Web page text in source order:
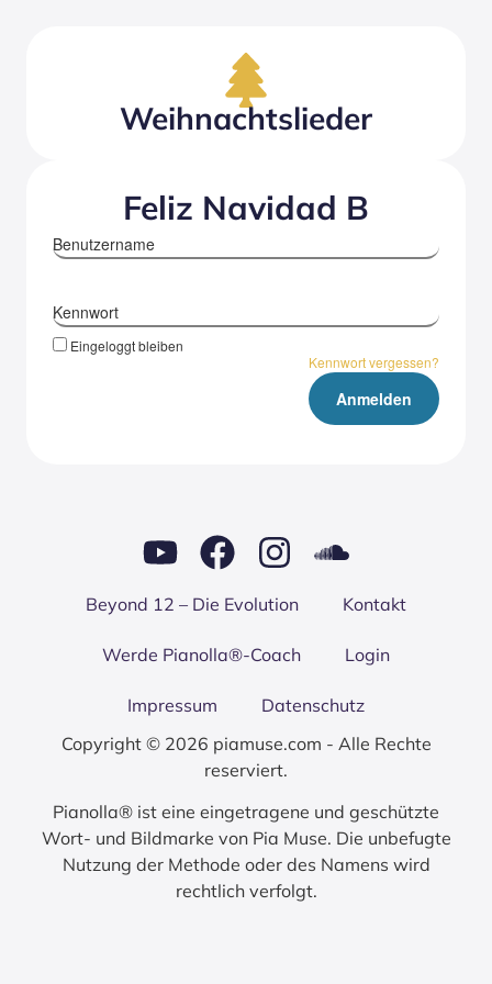
Weihnachtslieder
Feliz Navi­dad B
Benutzername
Kennwort
Eingeloggt bleiben
Kennwort vergessen?
Bey­ond 12 – Die Evo­lu­ti­on Kon­takt
Wer­de Pianolla®-Coach Log­in
Impres­sum
Daten­schutz
Copyright © 2026 piamuse.com - Alle Rechte
reserviert.
Pianolla® ist eine eingetragene und geschützte
Wort- und Bildmarke von Pia Muse. Die unbefugte
Nutzung der Methode oder des Namens wird
rechtlich verfolgt.